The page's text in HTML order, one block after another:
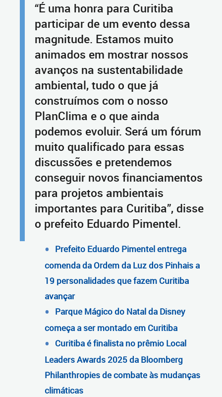
“É uma honra para Curitiba
participar de um evento dessa
magnitude. Estamos muito
animados em mostrar nossos
avanços na sustentabilidade
ambiental, tudo o que já
construímos com o nosso
PlanClima e o que ainda
podemos evoluir. Será um fórum
muito qualificado para essas
discussões e pretendemos
conseguir novos financiamentos
para projetos ambientais
importantes para Curitiba”, disse
o prefeito Eduardo Pimentel.
Prefeito Eduardo Pimentel entrega
comenda da Ordem da Luz dos Pinhais a
19 personalidades que fazem Curitiba
avançar
Parque Mágico do Natal da Disney
começa a ser montado em Curitiba
Curitiba é finalista no prêmio Local
Leaders Awards 2025 da Bloomberg
Philanthropies de combate às mudanças
climáticas